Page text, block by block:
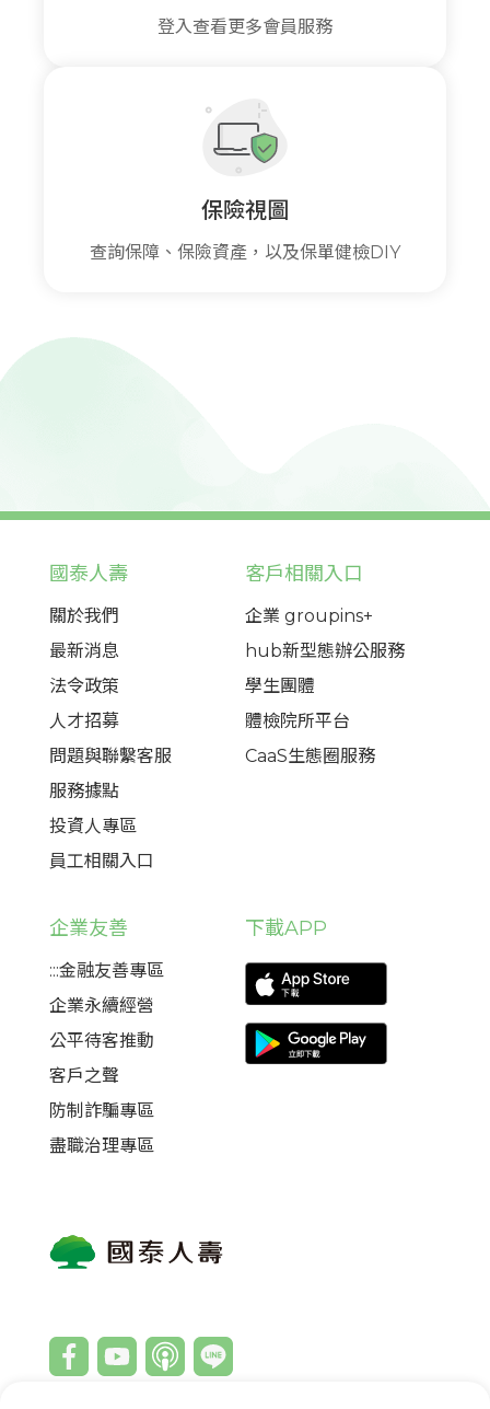
登入查看更多會員服務
保險視圖
查詢保障、保險資產，以及保單健檢DIY
國泰人壽
關於我們
最新消息
法令政策
人才招募
問題與聯繫客服
服務據點
投資人專區
員工相關入口
客戶相關入口
企業 groupins+
hub新型態辦公服務
學生團體
體檢院所平台
CaaS生態圈服務
企業友善
:::金融友善專區
企業永續經營
公平待客推動
客戶之聲
防制詐騙專區
盡職治理專區
下載APP